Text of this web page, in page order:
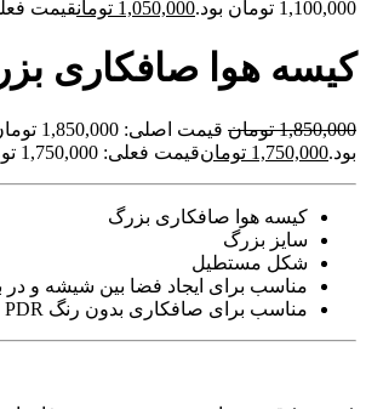
1,100,000 تومان بود.
1,050,000 تومانقیمت فعلی: 1,050,000
کیسه هوا صافکاری
1,850,000 تومان
قیمت اصلی:
بود.1,750,000 تومانقیمت فعلی: 1,750,000 تومان.
کیسه هوا صافکاری بزرگ
سایز بزرگ
شکل مستطیل
مناسب برای ایجاد فضا بین شیشه و در
مناسب برای صافکاری بدون رنگ PDR